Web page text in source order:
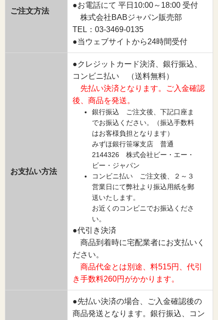
ご注文方法
●お電話にて 平日10:00～18:00 受付
株式会社BABジャパン販売部
TEL：03-3469-0135
●当ウェブサイトから24時間受付
お支払い方法
●クレジットカード決済、銀行振込、
コンビニ払い （送料無料）
先払い決済となります。ご入金確認
後、商品を発送。
銀行振込 ご注文後、下記口座ま
でお振込ください。（振込手数料
はお客様負担となります）
みずほ銀行笹塚支店 普通
2144326 株式会社ビー・エー・
ビー・ジャパン
コンビニ払い ご注文後、２～３
営業日にて弊社より振込用紙を郵
送いたします。
お近くのコンビニでお振込くださ
い。
●代引き決済
商品到着時に宅配業者にお支払いく
ださい。
商品代金とは別途、料515円、代引
き手数料260円がかかります。
●先払い決済の場合、ご入金確認後の
商品発送となります。銀行振込、コン